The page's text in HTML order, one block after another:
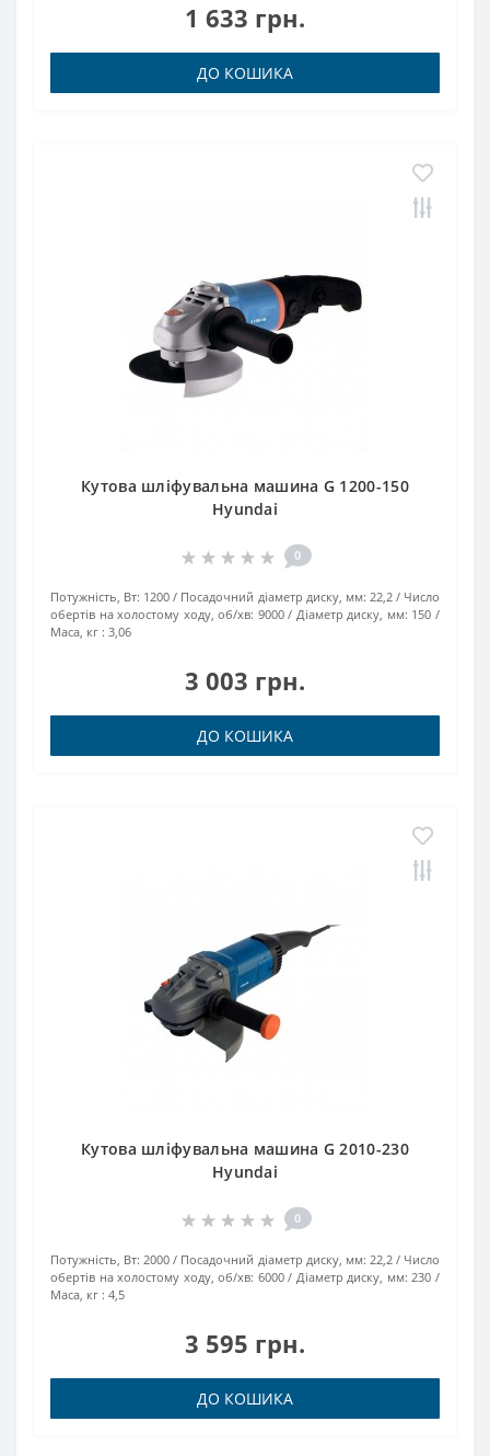
1 633 грн.
ДО КОШИКА
Кутова шліфувальна машина G 1200-150
Hyundai
0
Потужність, Вт: 1200 Посадочний діаметр диску, мм: 22,2
Число
обертів на холостому ходу, об/хв: 9000 Діаметр диску, мм: 150
Маса, кг : 3,06
3 003 грн.
ДО КОШИКА
Кутова шліфувальна машина G 2010-230
Hyundai
0
Потужність, Вт: 2000 Посадочний діаметр диску, мм: 22,2
Число
обертів на холостому ходу, об/хв: 6000 Діаметр диску, мм: 230
Маса, кг : 4,5
3 595 грн.
ДО КОШИКА